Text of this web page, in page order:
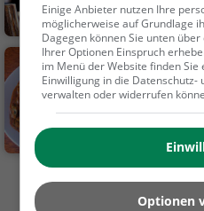
Indisches
Mehr Gaststätten in
Einige Anbieter nutzen Ihre
möglicherweise auf Grundlage
Dagegen können Sie unten
Ihrer Optionen Einspruch
im Menü der Website finden Sie
Einwilligung in die Datenschutz-
verwalten oder widerrufen
Optionen